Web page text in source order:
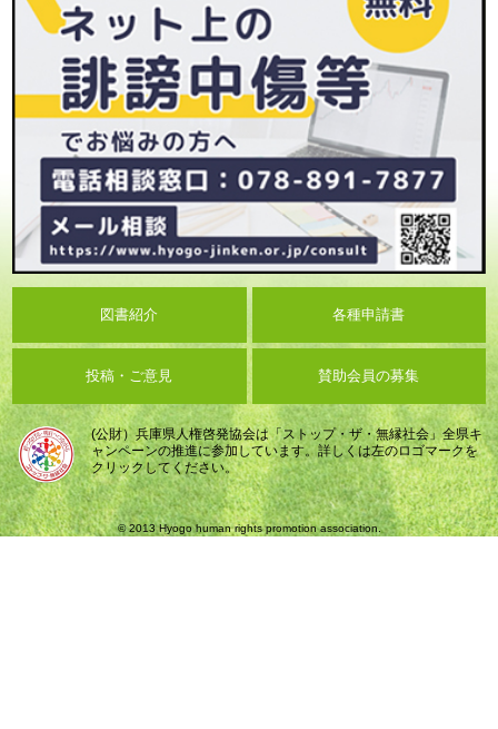
図書紹介 各種申請書
投稿・ご意見 賛助会員の募集
(公財）兵庫県人権啓発協会は「ストップ・ザ・無縁社会」全県キ
ャンペーンの推進に参加しています。詳しくは左のロゴマークを
クリックしてください。
© 2013 Hyogo human rights promotion association.